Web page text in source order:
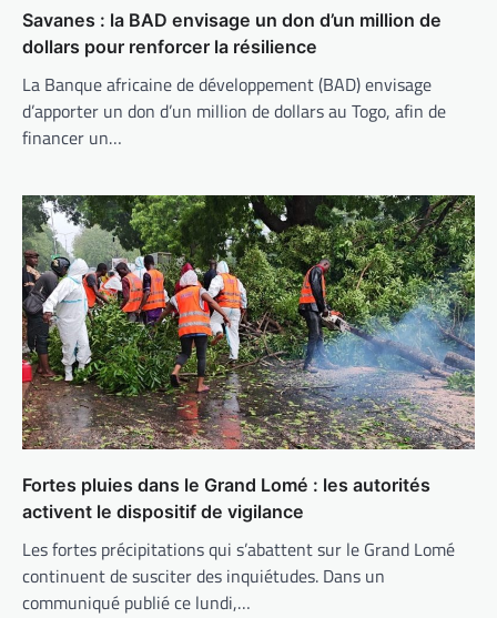
Savanes : la BAD envisage un don d’un million de
dollars pour renforcer la résilience
La Banque africaine de développement (BAD) envisage
d’apporter un don d’un million de dollars au Togo, afin de
financer un…
Fortes pluies dans le Grand Lomé : les autorités
activent le dispositif de vigilance
Les fortes précipitations qui s’abattent sur le Grand Lomé
continuent de susciter des inquiétudes. Dans un
communiqué publié ce lundi,…